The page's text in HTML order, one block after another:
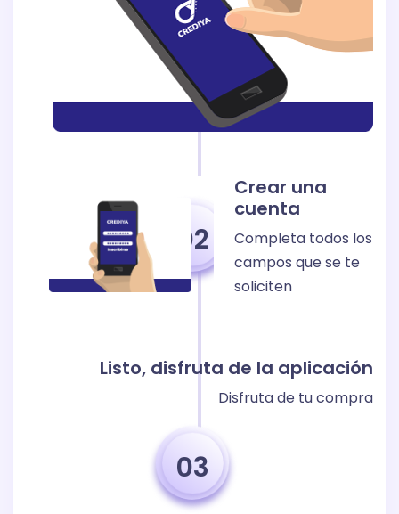
Crear una
cuenta
Completa todos los
campos que se te
soliciten
02
Listo, disfruta de la aplicación
Disfruta de tu compra
03